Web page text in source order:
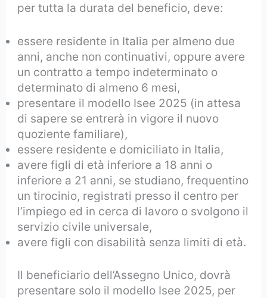
per tutta la durata del beneficio, deve:
essere residente in Italia per almeno due
anni, anche non continuativi, oppure avere
un contratto a tempo indeterminato o
determinato di almeno 6 mesi,
presentare il modello Isee 2025 (in attesa
di sapere se entrerà in vigore il nuovo
quoziente familiare),
essere residente e domiciliato in Italia,
avere figli di età inferiore a 18 anni o
inferiore a 21 anni, se studiano, frequentino
un tirocinio, registrati presso il centro per
l’impiego ed in cerca di lavoro o svolgono il
servizio civile universale,
avere figli con disabilità senza limiti di età.
Il beneficiario dell’Assegno Unico, dovrà
presentare solo il modello Isee 2025, per